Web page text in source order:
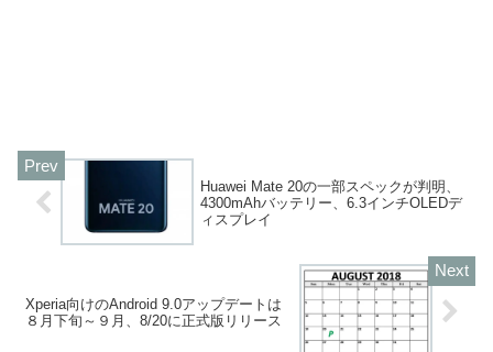
Huawei Mate 20の一部スペックが判明、
4300mAhバッテリー、6.3インチOLEDデ
ィスプレイ
Xperia向けのAndroid 9.0アップデートは
８月下旬～９月、8/20に正式版リリース